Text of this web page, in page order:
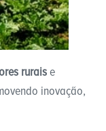
ruraise
inovação,